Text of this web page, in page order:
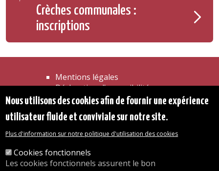
Crèches communales :
inscriptions
Mentions légales
Déclaration d'accessibilité
Transparence
Les services de l'administration
Organigramme
© 2026 Commune d'Auderghem
Nous utilisons des cookies afin de fournir une expérience
utilisateur fluide et conviviale sur notre site.
Plus d'information sur notre politique d'utilisation des cookies
Cookies fonctionnels
Les cookies fonctionnels assurent le bon